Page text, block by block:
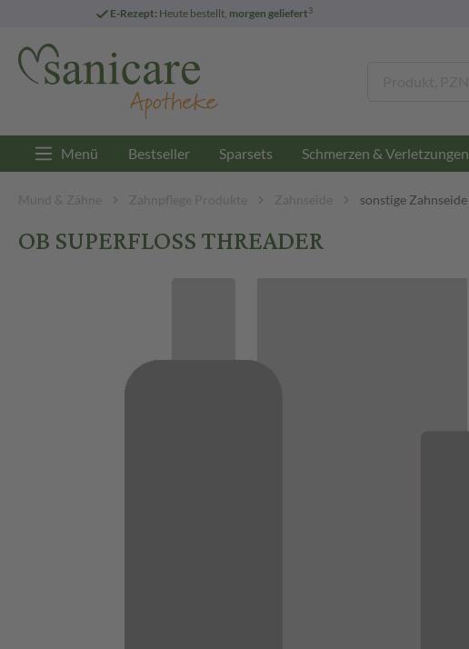
E-Rezept: Heute bestellt, morgen geliefert3
Menü Bestseller Sparsets Schmerzen & Verletzungen
Mund & Zähne Zahnpflege Produkte Zahnseide sonstige Zahnseide
OB SUPERFLOSS THREADER